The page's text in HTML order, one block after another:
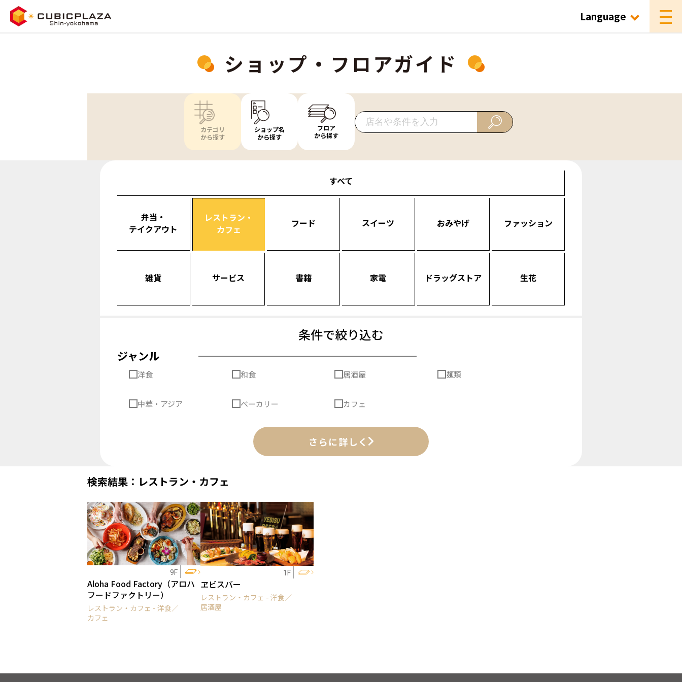
Language
ショップ・フロアガイド
カテゴリ
から探す
ショップ名
から探す
フロア
から探す
すべて
弁当・
テイクアウト
レストラン・
カフェ
フード スイーツ おみやげ ファッション
雑貨 サービス 書籍 家電 ドラッグストア 生花
条件で絞り込む
ジャンル
洋食 和食 居酒屋 麺類
中華・アジア ベーカリー カフェ
さらに詳しく
検索結果：レストラン・カフェ
9F
Aloha Food Factory（アロハ
フードファクトリー）
レストラン・カフェ - 洋食／
カフェ
1F
ヱビスバー
レストラン・カフェ - 洋食／
居酒屋